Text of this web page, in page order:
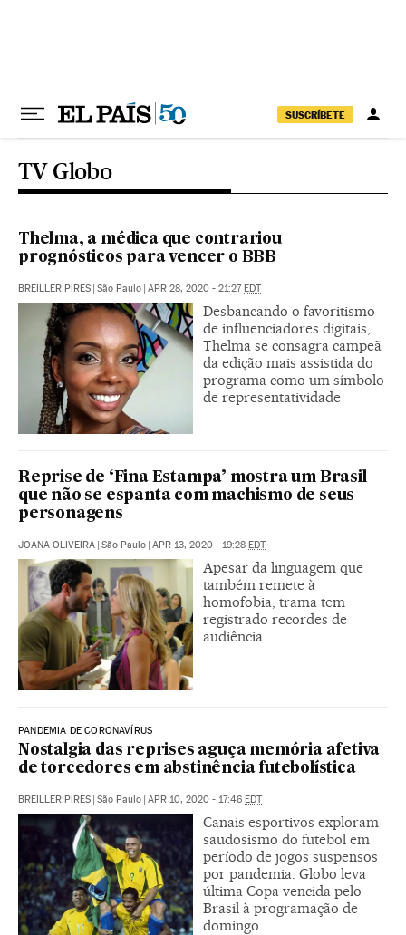
SUSCRÍBETE
TV Globo
Thelma, a médica que contrariou
prognósticos para vencer o BBB
BREILLER PIRES | São Paulo | APR 28, 2020 - 21:27EDT
Desbancando o favoritismo
de influenciadores digitais,
Thelma se consagra campeã
da edição mais assistida do
programa como um símbolo
de representatividade
Reprise de ‘Fina Estampa’ mostra um Brasil
que não se espanta com machismo de seus
personagens
JOANA OLIVEIRA | São Paulo | APR 13, 2020 - 19:28 EDT
Apesar da linguagem que
também remete à
homofobia, trama tem
registrado recordes de
audiência
PANDEMIA DE CORONAVÍRUS
Nostalgia das reprises aguça memória afetiva
de torcedores em abstinência futebolística
BREILLER PIRES | São Paulo | APR 10, 2020 - 17:46 EDT
Canais esportivos exploram
saudosismo do futebol em
período de jogos suspensos
por pandemia. Globo leva
última Copa vencida pelo
Brasil à programação de
domingo